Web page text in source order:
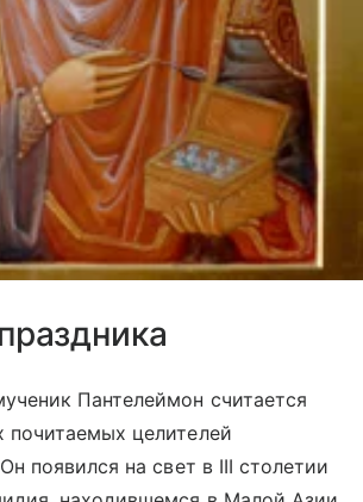
Пантелеймон считается
целителей
появился на свет в III столетии